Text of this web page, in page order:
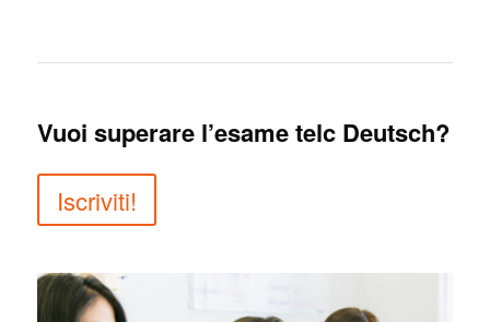
Vuoi superare l’esame telc Deutsch?
Iscriviti!